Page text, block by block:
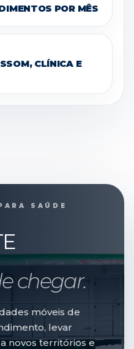
POR MÊS
CLÍNICA E
SAÚDE
chegar.
móveis de
levar
novos territórios e